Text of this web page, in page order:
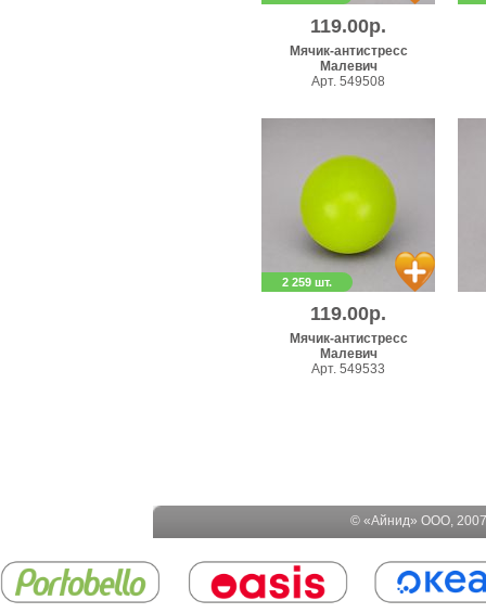
119.00р.
Мячик-антистресс
Малевич
Арт. 549508
2 259 шт.
119.00р.
Мячик-антистресс
Малевич
Арт. 549533
© «Айнид» ООО,